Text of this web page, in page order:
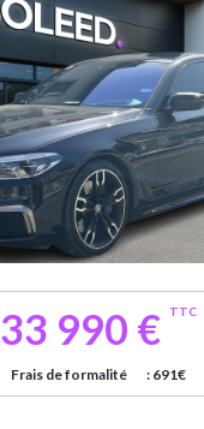
33 990 € TTC
Frais de formalité : 691€